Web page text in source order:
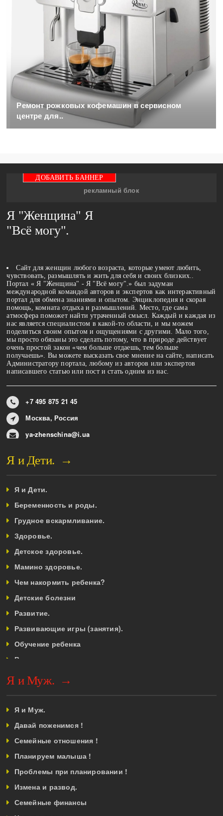
Ремонт рожковых кофемашин в сервисном
центре для..
ДОБАВИТЬ БАННЕР
рекламный блок
Я "Женщина" Я
"Всё могу".
Сайт для женщин любого возраста, которые умеют любить,
чувствовать, размышлять и жить для себя и своих близких..
Портал « Я "Женщина" - Я "Всё могу".» был задуман
международной командой авторов и экспертов как интерактивный
портал для обмена знаниями и опытом. Энциклопедия и скорая
помощь, комната отдыха и размышлений. Место, где сама
атмосфера поможет найти утраченный смысл. Каждый и каждая из
нас является специалистом в какой-то области, и мы можем
поделиться своим опытом и ощущениями с другими. Мало того,
мы просто обязаны это сделать потому, что в природе действует
очень простой закон «чем больше отдаешь, тем больше
получаешь». Вы можете высказать свое мнение на сайте, написать
Администратору портала, любому из авторов или экспертов
написавшего статью или пост и стать одним из нас.
+7 495 875 21 45
Москва, Россия
ya-zhenschina@i.ua
Я и Дети. →
Я и Дети.
Беременность и роды.
Грудное вскармливание.
Здоровье.
Детское здоровье.
Мамино здоровье.
Чем накормить ребенка?
Детские болезни
Развитие.
Развивающие игры (занятия).
Обучение ребенка
Воспитание.
Ребенок до года.
Ребёнок от 1 года до 3 лет.
Ребёнок от 3 до 7 лет.
Дети старше 7 лет
Подростковый возраст
Школа.
Советы родителям.
Усыновление
Я и Дом.
Я и Муж. →
Я и Муж.
Давай поженимся !
Семейные отношения !
Планируем малыша !
Проблемы при планировании !
Измена и развод.
Семейные финансы